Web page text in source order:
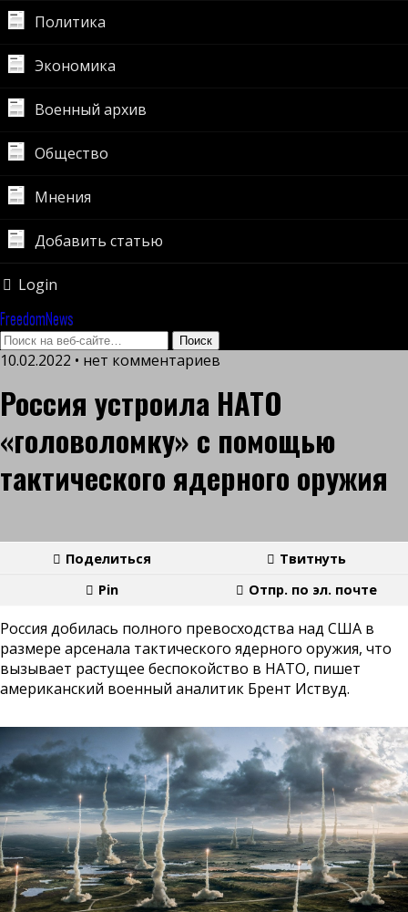
Политика
Экономика
Военный архив
Общество
Мнения
Добавить статью
Login
FreedomNews
10.02.2022 • нет комментариев
Россия устроила НАТО
«головоломку» с помощью
тактического ядерного оружия
Поделиться
Твитнуть
Pin
Отпр. по эл. почте
Россия добилась полного превосходства над США в
размере арсенала тактического ядерного оружия, что
вызывает растущее беспокойство в НАТО, пишет
американский военный аналитик Брент Иствуд.